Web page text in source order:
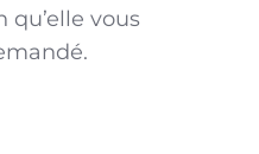
qu’elle vous